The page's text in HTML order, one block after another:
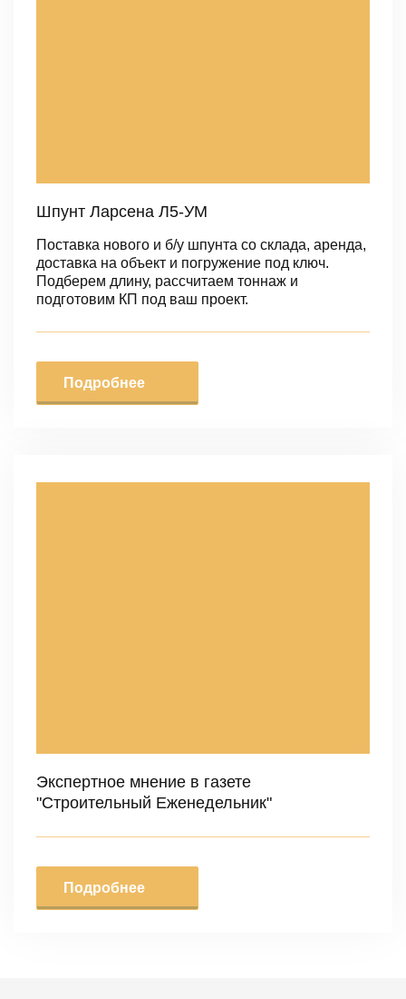
Шпунт Ларсена Л5-УМ
Поставка нового и б/у шпунта со склада, аренда,
доставка на объект и погружение под ключ.
Подберем длину, рассчитаем тоннаж и
подготовим КП под ваш проект.
Подробнее
Экспертное мнение в газете
"Строительный Еженедельник"
Подробнее